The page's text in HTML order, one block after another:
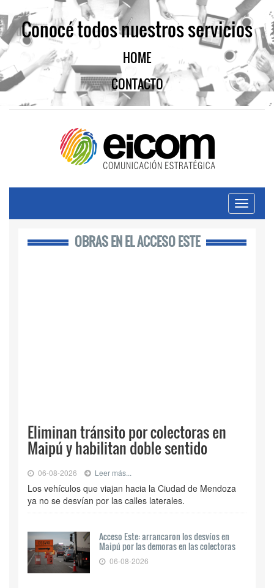
Conocé todos nuestros servicios
HOME
CONTACTO
OBRAS EN EL ACCESO ESTE
Eliminan tránsito por colectoras en
Maipú y habilitan doble sentido
06-08-2026 Leer más...
Los vehículos que viajan hacia la Ciudad de Mendoza
ya no se desvían por las calles laterales.
Acceso Este: arrancaron los desvíos en
Maipú por las demoras en las colectoras
06-08-2026